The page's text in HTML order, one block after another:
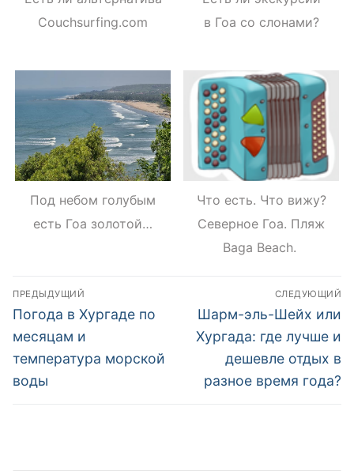
Couchsurfing.com
в Гоа со слонами?
Под небом голубым
есть Гоа золотой…
Что есть. Что вижу?
Северное Гоа. Пляж
Baga Beach. ⁠⁠
Навигация
по
записям
ПРЕДЫДУЩИЙ
Предыдущий
пост:
Погода в Хургаде по
месяцам и
температура морской
воды
СЛЕДУЮЩИЙ
Следующий
пост:
Шарм-эль-Шейх или
Хургада: где лучше и
дешевле отдых в
разное время года?